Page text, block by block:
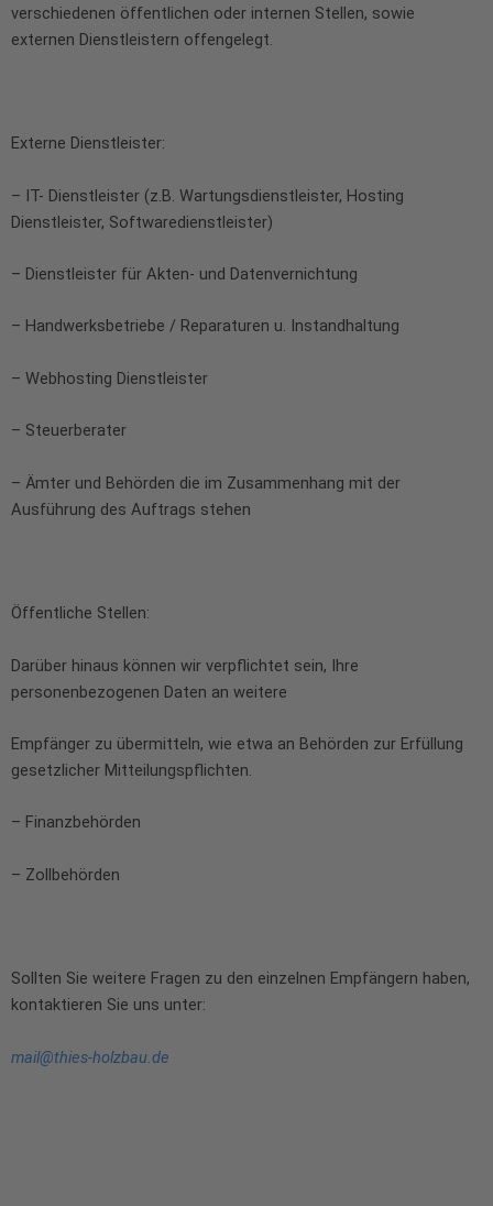
verschiedenen öffentlichen oder internen Stellen, sowie
externen Dienstleistern offengelegt.
Externe Dienstleister:
– IT- Dienstleister (z.B. Wartungsdienstleister, Hosting
Dienstleister, Softwaredienstleister)
– Dienstleister für Akten- und Datenvernichtung
– Handwerksbetriebe / Reparaturen u. Instandhaltung
– Webhosting Dienstleister
– Steuerberater
– Ämter und Behörden die im Zusammenhang mit der
Ausführung des Auftrags stehen
Öffentliche Stellen:
Darüber hinaus können wir verpflichtet sein, Ihre
personenbezogenen Daten an weitere
Empfänger zu übermitteln, wie etwa an Behörden zur Erfüllung
gesetzlicher Mitteilungspflichten.
– Finanzbehörden
– Zollbehörden
Sollten Sie weitere Fragen zu den einzelnen Empfängern haben,
kontaktieren Sie uns unter:
mail@thies-holzbau.de